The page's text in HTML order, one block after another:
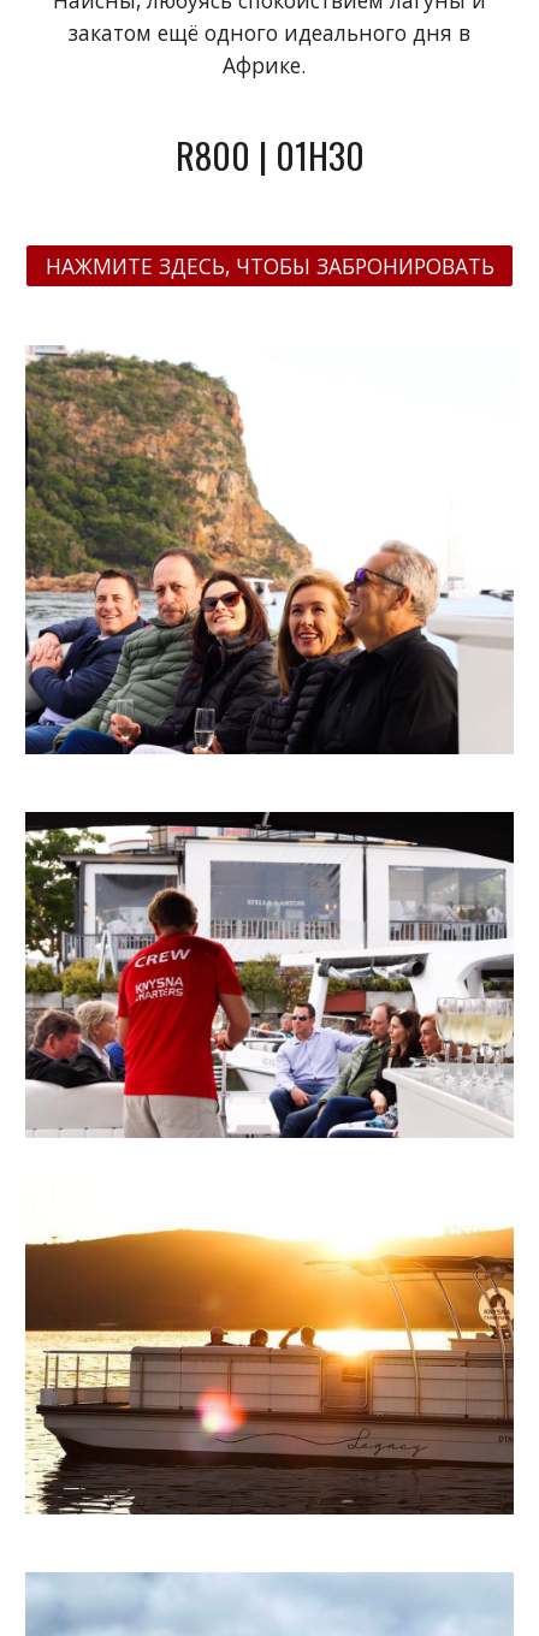
закатом ещё одного идеального дня в
Африке.
R800 | 01H30
НАЖМИТЕ ЗДЕСЬ, ЧТОБЫ ЗАБРОНИРОВАТЬ